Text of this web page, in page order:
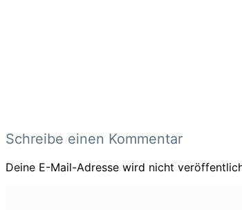
Schreibe einen Kommentar
Deine E-Mail-Adresse wird nicht